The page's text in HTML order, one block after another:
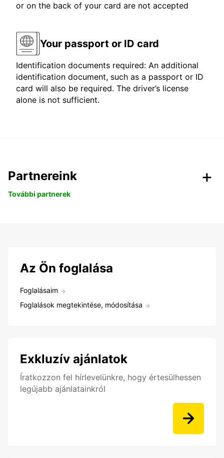
or on the back of your card are not accepted
Your passport or ID card
Identification documents required: An additional
identification document, such as a passport or ID
card will also be required. The driver’s license
alone is not sufficient.
Partnereink
További partnerek
Az Ön foglalása
Foglalásaim
Foglalások megtekintése, módosítása
Exkluzív ajánlatok
Íratkozzon fel hírlevelünkre, hogy értesülhessen
legújabb ajánlatainkról